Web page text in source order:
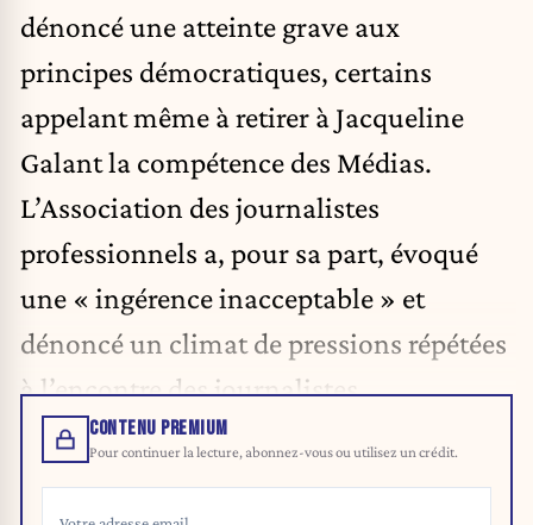
dénoncé une atteinte grave aux
principes démocratiques, certains
appelant même à retirer à Jacqueline
Galant la compétence des Médias.
L’Association des journalistes
professionnels a, pour sa part, évoqué
une « ingérence inacceptable » et
dénoncé un climat de pressions répétées
à l’encontre des journalistes.
CONTENU PREMIUM
Pour continuer la lecture, abonnez-vous ou utilisez un crédit.